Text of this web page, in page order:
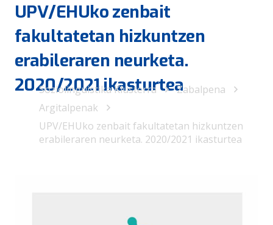
UPV/EHUko zenbait
fakultatetan hizkuntzen
erabileraren neurketa.
2020/2021 ikasturtea
Soziolinguistika Klusterra
Zabalpena
Argitalpenak
UPV/EHUko zenbait fakultatetan hizkuntzen
erabileraren neurketa. 2020/2021 ikasturtea